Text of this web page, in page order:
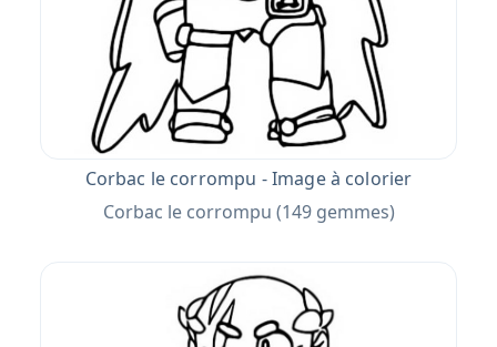
Corbac le corrompu - Image à colorier
Corbac le corrompu (149 gemmes)